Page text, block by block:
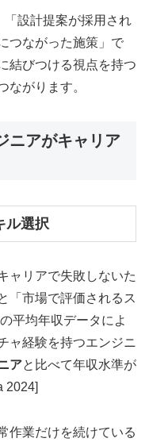
「設計提案が採用され
つながった施策」で
結びつける視点を持つ
ながります。
ニアがキャリア
ル選択
ャリアで失敗しないた
「市場で評価されるス
平均年収データによ
ャ経験を持つエンジニ
アと比べて年収水準が
2024]
作業だけを続けている